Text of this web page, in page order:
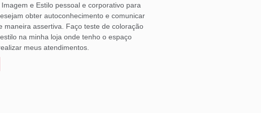
e Estilo pessoal e corporativo para
obter autoconhecimento e comunicar
maneira assertiva. Faço teste de coloração
na minha loja onde tenho o espaço
meus atendimentos.